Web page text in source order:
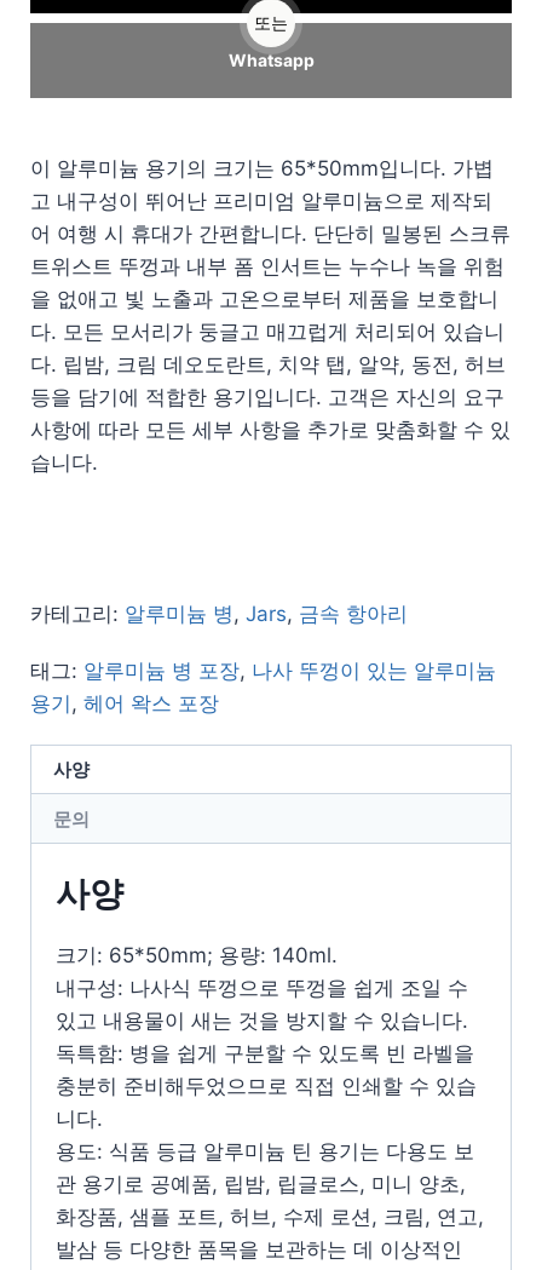
또는
Whatsapp
이 알루미늄 용기의 크기는 65*50mm입니다. 가볍
고 내구성이 뛰어난 프리미엄 알루미늄으로 제작되
어 여행 시 휴대가 간편합니다. 단단히 밀봉된 스크류
트위스트 뚜껑과 내부 폼 인서트는 누수나 녹을 위험
을 없애고 빛 노출과 고온으로부터 제품을 보호합니
다. 모든 모서리가 둥글고 매끄럽게 처리되어 있습니
다. 립밤, 크림 데오도란트, 치약 탭, 알약, 동전, 허브
등을 담기에 적합한 용기입니다. 고객은 자신의 요구
사항에 따라 모든 세부 사항을 추가로 맞춤화할 수 있
습니다.
카테고리: 알루미늄 병 , Jars, 금속 항아리
태그: 알루미늄 병 포장, 나사 뚜껑이 있는 알루미늄
용기 , 헤어 왁스 포장
사양
문의
사양
크기: 65*50mm; 용량: 140ml.
내구성: 나사식 뚜껑으로 뚜껑을 쉽게 조일 수
있고 내용물이 새는 것을 방지할 수 있습니다.
독특함: 병을 쉽게 구분할 수 있도록 빈 라벨을
충분히 준비해두었으므로 직접 인쇄할 수 있습
니다.
용도: 식품 등급 알루미늄 틴 용기는 다용도 보
관 용기로 공예품, 립밤, 립글로스, 미니 양초,
화장품, 샘플 포트, 허브, 수제 로션, 크림, 연고,
발삼 등 다양한 품목을 보관하는 데 이상적인